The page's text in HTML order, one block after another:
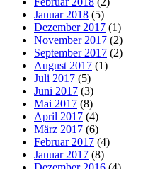
Januar 2018 (5)
Dezember 2017 (1)
November 2017 (2)
September 2017 (2)
August 2017 (1)
Juli 2017 (5)
Juni 2017 (3)
Mai 2017 (8)
April 2017 (4)
März 2017 (6)
Februar 2017 (4)
Januar 2017 (8)